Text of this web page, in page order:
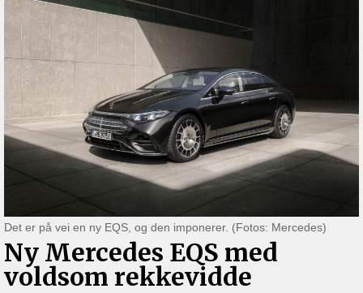
Det er på vei en ny EQS, og den imponerer. (Fotos: Mercedes)
Ny Mercedes EQS med
voldsom rekkevidde